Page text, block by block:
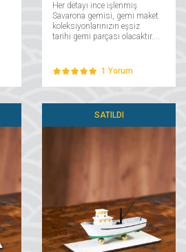
Her detayı ince işlenmiş
Savarona gemisi, gemi maket
koleksiyonlarınızın eşsiz
tarihi gemi parçası olacaktır....
1 Yorum
SATILDI